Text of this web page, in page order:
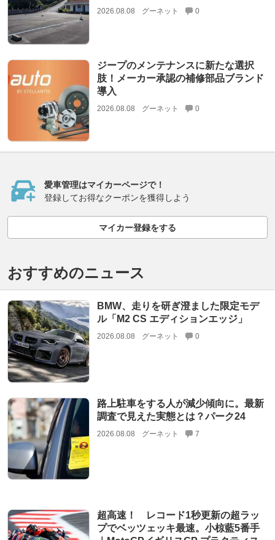
2026.08.08 グーネット 0
ジープのメンテナンスに新たな選択
肢！メーカー承認の補修部品ブランド
導入
2026.08.08 グーネット 0
愛車管理はマイカーページで！
登録してお得なクーポンを獲得しよう
マイカー登録をする
おすすめのニュース
BMW、走りを研ぎ澄ました限定モデ
ル「M2 CS エディションエッジ」
2026.08.08 グーネット 0
路上駐車をする人が減少傾向に。最新
調査で見えた実態とは？パーク24
2026.08.08 グーネット 7
超高速！ レコード1秒更新の超ラッ
プでベッツェッキ最速。小椋藍5番手